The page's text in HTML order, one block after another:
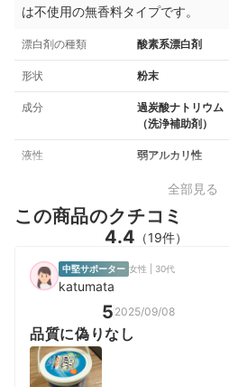
は不使用の無香料タイプです。
漂白剤の種類 酸素系漂白剤
形状 粉末
成分
過炭酸ナトリウム
（洗浄補助剤）
液性 弱アルカリ性
全部見る
この商品のクチコミ
4.4 （19件）
中堅サポーター 女性 | 30代
katumata
5 2025/09/08
品質に偽りなし